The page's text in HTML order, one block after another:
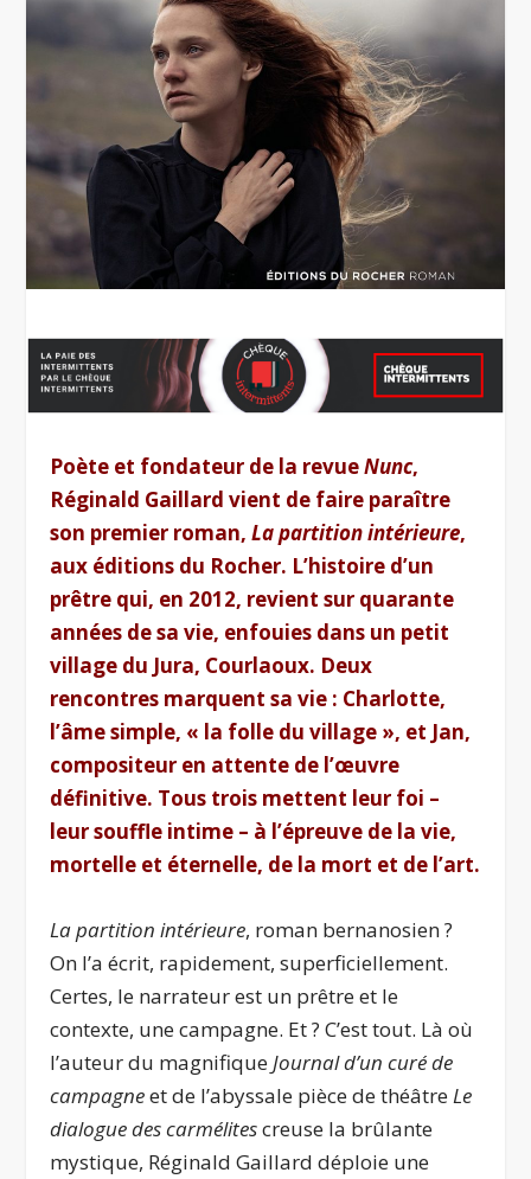
Poète et fondateur de la revueNunc,
Réginald Gaillard vient de faire paraître
son premier roman,La partition intérieure,
aux éditions du Rocher. L’histoire d’un
prêtre qui, en 2012, revient sur quarante
années de sa vie, enfouies dans un petit
village du Jura, Courlaoux. Deux
rencontres marquent sa vie : Charlotte,
l’âme simple, « la folle du village », et Jan,
compositeur en attente de l’œuvre
définitive. Tous trois mettent leur foi –
leur souffle intime – à l’épreuve de la vie,
mortelle et éternelle, de la mort et de l’art.
La partition intérieure, roman bernanosien ?
On l’a écrit, rapidement, superficiellement.
Certes, le narrateur est un prêtre et le
contexte, une campagne. Et ? C’est tout. Là où
l’auteur du magnifiqueJournal d’un curé de
campagneet de l’abyssale pièce de théâtreLe
dialogue des carmélitescreuse la brûlante
mystique, Réginald Gaillard déploie une